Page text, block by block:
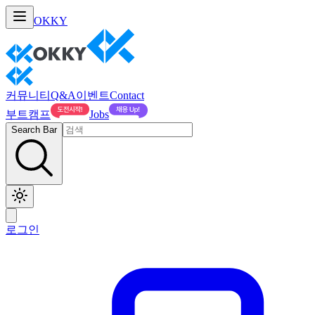
OKKY
커뮤니티 Q&A이벤트Contact
부트캠프
Jobs
Search Bar
로그인